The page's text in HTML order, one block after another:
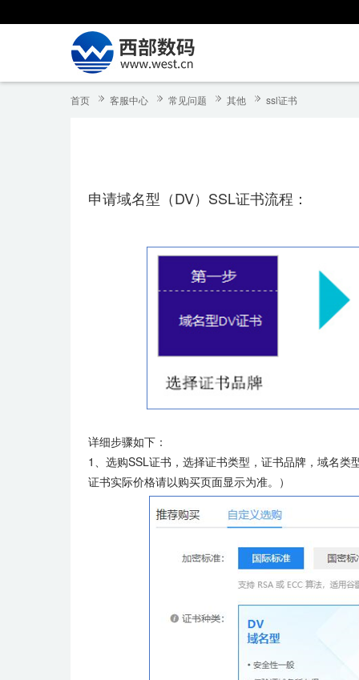
首页 客服中心 常见问题 其他 ssl证书
申请域名型（DV）SSL证书流程：
详细步骤如下：
1、选购SSL证书，选择证书类型，证书品牌，域名
证书实际价格请以购买页面显示为准。）